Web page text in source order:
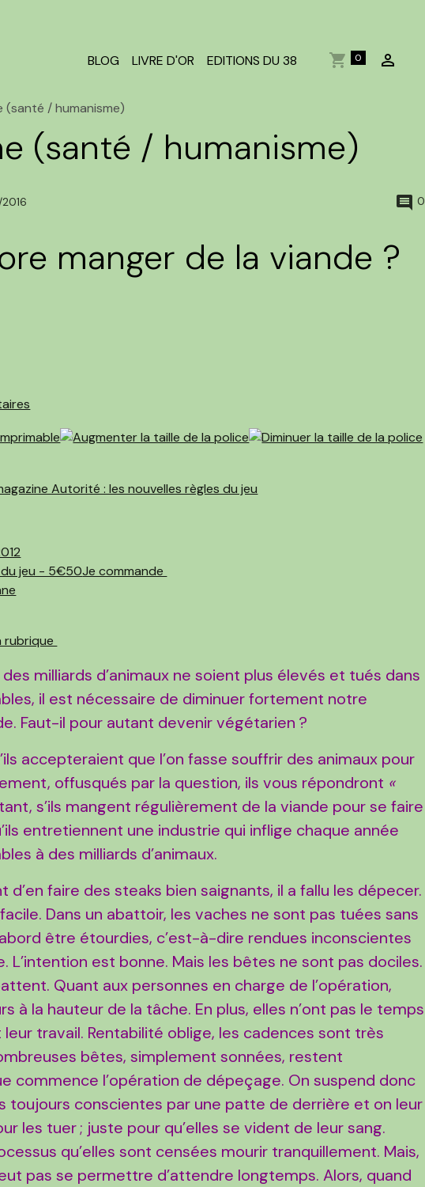
BLOG LIVRE D'OR EDITIONS DU 38 0
(santé / humanisme)
(santé / humanisme)
2016 0
manger de la viande ?
du jeu - 5€50Je commande
rubrique
milliards d’animaux ne soient plus élevés et tués dans
il est nécessaire de diminuer fortement notre
Faut-il pour autant devenir végétarien ?
accepteraient que l’on fasse souffrir des animaux pour
offusqués par la question, ils vous répondront «
s’ils mangent régulièrement de la viande pour se faire
entretiennent une industrie qui inflige chaque année
à des milliards d’animaux.
d’en faire des steaks bien saignants, il a fallu les dépecer.
Dans un abattoir, les vaches ne sont pas tuées sans
être étourdies, c’est-à-dire rendues inconscientes
L’intention est bonne. Mais les bêtes ne sont pas dociles.
Quant aux personnes en charge de l’opération,
à la hauteur de la tâche. En plus, elles n’ont pas le temps
travail. Rentabilité oblige, les cadences sont très
bêtes, simplement sonnées, restent
commence l’opération de dépeçage. On suspend donc
toujours conscientes par une patte de derrière et on leur
les tuer ; juste pour qu’elles se vident de leur sang.
qu’elles sont censées mourir tranquillement. Mais,
pas se permettre d’attendre longtemps. Alors, quand